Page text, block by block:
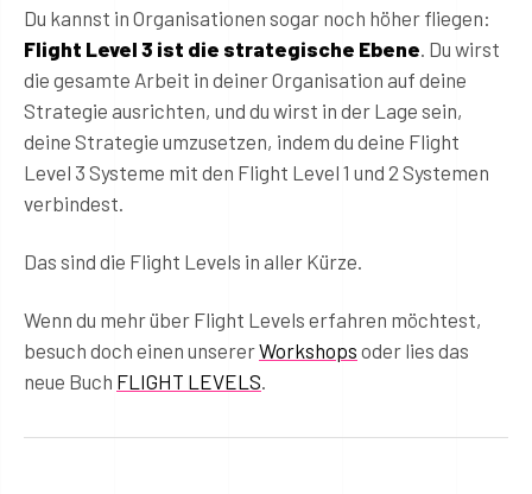
Du kannst in Organisationen sogar noch höher fliegen:
Flight Level 3 ist die strategische Ebene . Du wirst
die gesamte Arbeit in deiner Organisation auf deine
Strategie ausrichten, und du wirst in der Lage sein,
deine Strategie umzusetzen, indem du deine Flight
Level 3 Systeme mit den Flight Level 1 und 2 Systemen
verbindest.
Das sind die Flight Levels in aller Kürze.
Wenn du mehr über Flight Levels erfahren möchtest,
besuch doch einen unsererWorkshops oder lies das
neue Buch FLIGHT LEVELS.